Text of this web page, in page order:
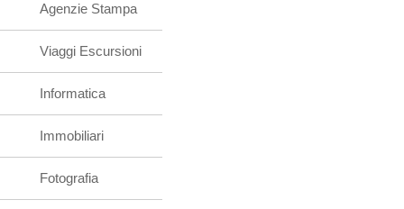
Agenzie Stampa
Viaggi Escursioni
Informatica
Immobiliari
Fotografia